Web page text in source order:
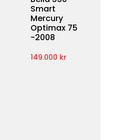
Smart
Mercury
Optimax 75
-2008
149.000 kr